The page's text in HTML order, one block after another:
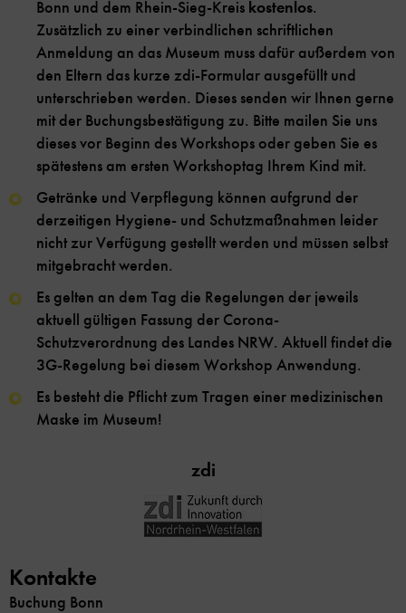
Bonn und dem Rhein-Sieg-Kreis kostenlos.
Zusätzlich zu einer verbindlichen schriftlichen
Anmeldung an das Museum muss dafür außerdem von
den Eltern das kurze zdi-Formular ausgefüllt und
unterschrieben werden. Dieses senden wir Ihnen gerne
mit der Buchungsbestätigung zu. Bitte mailen Sie uns
dieses vor Beginn des Workshops oder geben Sie es
spätestens am ersten Workshoptag Ihrem Kind mit.
Getränke und Verpflegung können aufgrund der
derzeitigen Hygiene- und Schutzmaßnahmen leider
nicht zur Verfügung gestellt werden und müssen selbst
mitgebracht werden.
Es gelten an dem Tag die Regelungen der jeweils
aktuell gültigen Fassung der Corona-
Schutzverordnung des Landes NRW. Aktuell findet die
3G-Regelung bei diesem Workshop Anwendung.
Es besteht die Pflicht zum Tragen einer medizinischen
Maske im Museum!
zdi
Kontakte
Buchung Bonn